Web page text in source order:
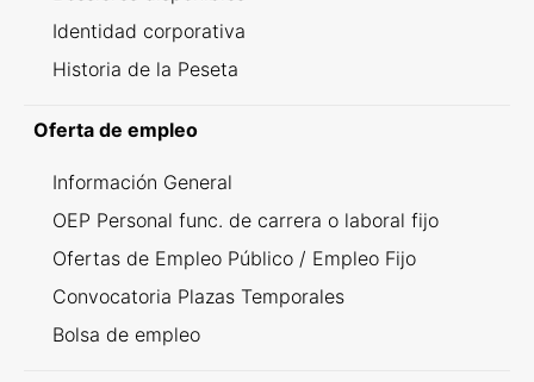
Identidad corporativa
Historia de la Peseta
Oferta de empleo
Información General
OEP Personal func. de carrera o laboral fijo
Ofertas de Empleo Público / Empleo Fijo
Convocatoria Plazas Temporales
Bolsa de empleo